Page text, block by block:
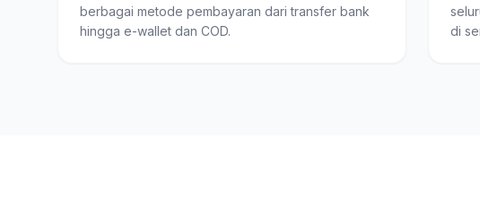
berbagai metode pembayaran dari transfer bank
hingga e-wallet dan COD.
di